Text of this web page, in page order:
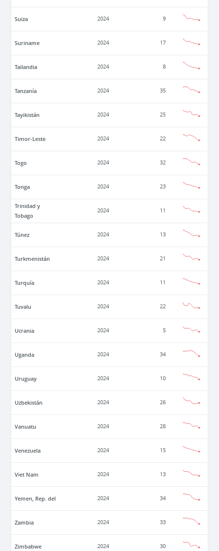
Suiza 2024 9
Suriname 2024 17
Tailandia 2024 8
Tanzanía 2024 35
Tayikistán 2024 25
Timor-Leste 2024 22
Togo 2024 32
Tonga 2024 23
Trinidad y
Tobago
2024 11
Túnez 2024 13
Turkmenistán 2024 21
Turquía 2024 11
Tuvalu 2024 22
Ucrania 2024 5
Uganda 2024 34
Uruguay 2024 10
Uzbekistán 2024 26
Vanuatu 2024 28
Venezuela 2024 15
Viet Nam 2024 13
Yemen, Rep. del 2024 34
Zambia 2024 33
Zimbabwe 2024 30